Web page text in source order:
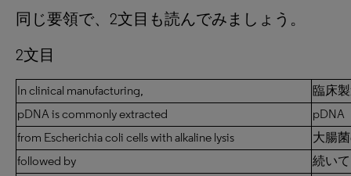
同じ要領で、2文目も読んでみましょう。
2文目
In clinical manufacturing,
臨床
pDNA is commonly extracted
pDNA
from Escherichia coli cells with alkaline lysis
大腸
followed by
続いて